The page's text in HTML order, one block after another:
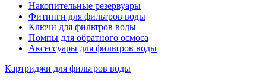
Накопительные резервуары
Фитинги для фильтров воды
Ключи для фильтров воды
Помпы для обратного осмоса
Аксессуары для фильтров воды
Картриджи для фильтров воды